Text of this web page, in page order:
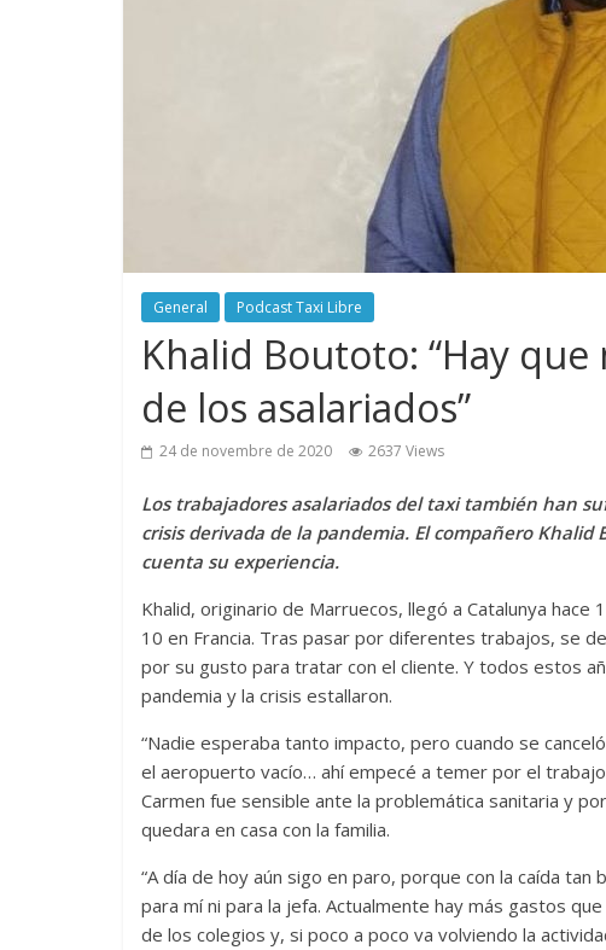
General Podcast Taxi Libre
Khalid Boutoto: “Hay
de los asalariados”
24 de novembre de 2020 2637 Views
Los trabajadores asalariados del taxi también han
crisis derivada de la pandemia. El compañero
cuenta su experiencia.
Khalid, originario de Marruecos, llegó a Catalunya
10 en Francia. Tras pasar por diferentes trabajos, se
por su gusto para tratar con el cliente. Y todos estos
pandemia y la crisis estallaron.
“Nadie esperaba tanto impacto, pero cuando se
el aeropuerto vacío… ahí empecé a temer por el
Carmen fue sensible ante la problemática sanitaria y por
quedara en casa con la familia.
“A día de hoy aún sigo en paro, porque con la caída
para mí ni para la jefa. Actualmente hay más gastos
de los colegios y, si poco a poco va volviendo la